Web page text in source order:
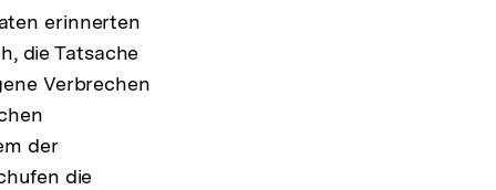
erinnerten
die Tatsache
Verbrechen
der
die